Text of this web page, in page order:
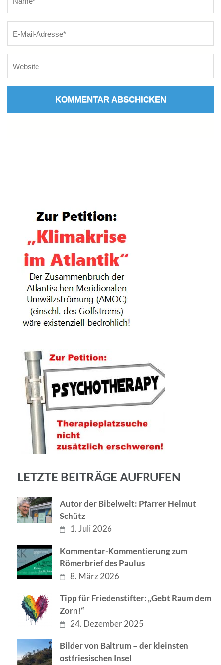
LETZTE BEITRÄGE AUFRUFEN
Autor der Bibelwelt: Pfarrer Helmut
Schütz
1. Juli 2026
Kommentar-Kommentierung zum
Römerbrief des Paulus
8. März 2026
Tipp für Friedenstifter: „Gebt Raum dem
Zorn!“
24. Dezember 2025
Bilder von Baltrum – der kleinsten
ostfriesischen Insel